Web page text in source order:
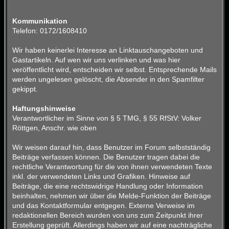
Kommunikation
Telefon: 0172/1608410
Wir haben keinerlei Interesse an Linktauschangeboten und
Gastartikeln. Auf wen wir uns verlinken und was hier
veröffentlicht wird, entscheiden wir selbst. Entsprechende Mails
werden ungelesen gelöscht, die Absender in den Spamfilter
gekippt.
Haftungshinweise
Verantwortlicher im Sinne von § 5 TMG, § 55 RfStV: Volker
Röttgen, Anschr. wie oben
Wir weisen darauf hin, dass Benutzer im Forum selbstständig
Beiträge verfassen können. Die Benutzer tragen dabei die
rechtliche Verantwortung für die von ihnen verwendeten Texte
inkl. der verwendeten Links und Grafiken. Hinweise auf
Beiträge, die eine rechtswidrige Handlung oder Information
beinhalten, nehmen wir über die Melde-Funktion der Beiträge
und das Kontaktformular entgegen. Externe Verweise im
redaktionellen Bereich wurden von uns zum Zeitpunkt ihrer
Erstellung geprüft. Allerdings haben wir auf eine nachträgliche